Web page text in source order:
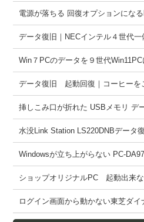
電源が落ちる 回復オプションにな
データ復旧｜NECインテル４世代
Win７PCのデータを９世代Win11PC
データ復旧 起動回復｜コーヒーを
挿しこみ口が折れた USBメモリ デ
水没Link Station LS220DNBデータ
Windowsが立ち上がらない PC-
ショップオリジナルPC 起動出来
ログイン画面から動かない東芝ダイ